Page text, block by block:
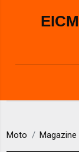
Moto Magazine